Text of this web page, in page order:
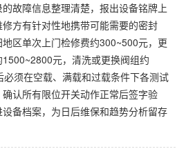
故障信息整理清楚，报出设备铭牌上
方有针对性地携带可能需要的密封
区单次上门检修费约300~500元，更
元，清洗或更换阀组约
须在空载、满载和过载条件下各测试
认所有限位开关动作正常后签字验
备档案，为日后维保和趋势分析留存